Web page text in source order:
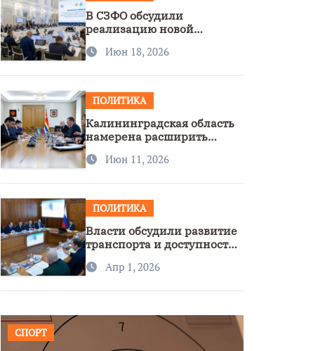
В СЗФО обсудили
реализацию новой
Июн 18, 2026
ПОЛИТИКА
Калининградская область
намерена расширить
Узбекистаном
Июн 11, 2026
ПОЛИТИКА
Власти обсудили развитие
транспорта и доступность
Апр 1, 2026
СПОРТ